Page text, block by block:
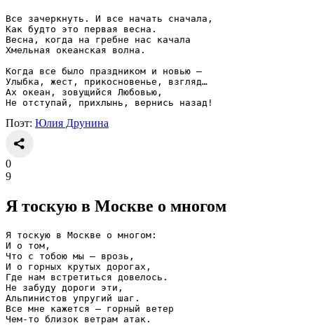
Все зачеркнуть. И все начать сначала,
Как будто это первая весна.
Весна, когда на гребне нас качала
Хмельная океанская волна.
Когда все было праздником и новью —
Улыбка, жест, прикосновенье, взгляд…
Ах океан, зовущийся Любовью,
Не отступай, прихлынь, вернись назад!
Поэт: Юлия Друнина
0
9
Я тоскую в Москве о многом
Я тоскую в Москве о многом:
И о том,
Что с тобою мы — врозь,
И о горных крутых дорогах,
Где нам встретиться довелось.
Не забуду дороги эти,
Альпинистов упругий шаг.
Все мне кажется — горный ветер
Чем-то близок ветрам атак.